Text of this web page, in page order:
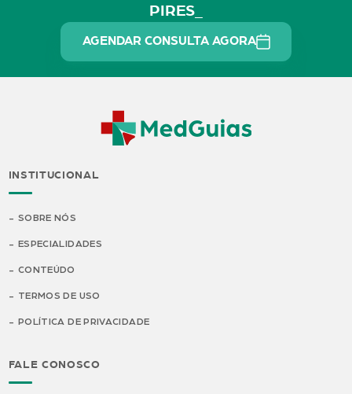
PIRES_
AGENDAR CONSULTA AGORA
INSTITUCIONAL
SOBRE NÓS
ESPECIALIDADES
CONTEÚDO
TERMOS DE USO
POLÍTICA DE PRIVACIDADE
FALE CONOSCO